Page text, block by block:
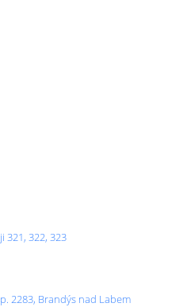
321, 322, 323
2283, Brandýs nad Labem